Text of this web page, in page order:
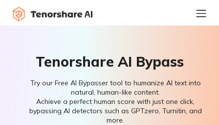
Tenorshare AI Bypass
Try our Free AI Bypasser tool to humanize AI text into
natural, human-like content.
Achieve a perfect human score with just one click,
bypassing AI detectors such as GPTzero, Turnitin, and
more.